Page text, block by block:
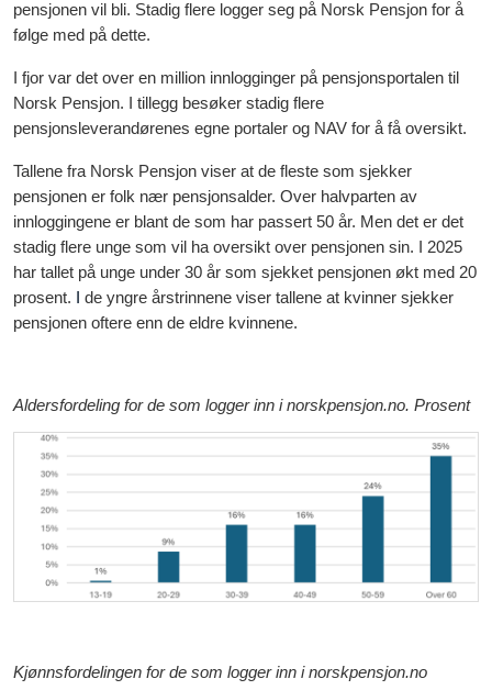
k n
pensjonen vil bli. Stadig flere logger seg på Norsk Pensjon for å
følge med på dette.
I fjor var det over en million innlogginger på pensjonsportalen til
Norsk Pensjon. I tillegg besøker stadig flere
pensjonsleverandørenes egne portaler og NAV for å få oversikt.
Tallene fra Norsk Pensjon viser at de fleste som sjekker
pensjonen er folk nær pensjonsalder. Over halvparten av
innloggingene er blant de som har passert 50 år. Men det er det
stadig flere unge som vil ha oversikt over pensjonen sin. I 2025
har tallet på unge under 30 år som sjekket pensjonen økt med 20
prosent. I de yngre årstrinnene viser tallene at kvinner sjekker
pensjonen oftere enn de eldre kvinnene.
Aldersfordeling for de som logger inn i norskpensjon.no. Prosent
Kjønnsfordelingen for de som logger inn i norskpensjon.no